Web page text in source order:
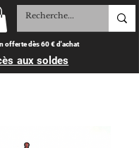
offerte dès 60 € d'achat
aux soldes